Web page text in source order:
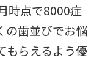
時点で8000症
の歯並びでお悩
もらえるよう優